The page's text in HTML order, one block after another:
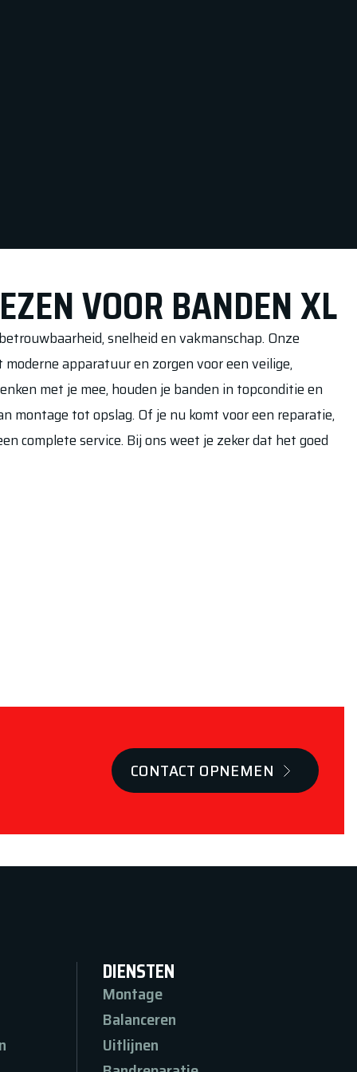
VOOR BANDEN XL
snelheid en vakmanschap. Onze
apparatuur en zorgen voor een veilige,
met je mee, houden je banden in topconditie en
montage tot opslag. Of je nu komt voor een reparatie,
complete service. Bij ons weet je zeker dat het goed
CONTACT OPNEMEN
DIENSTEN
Montage
Balanceren
Uitlijnen